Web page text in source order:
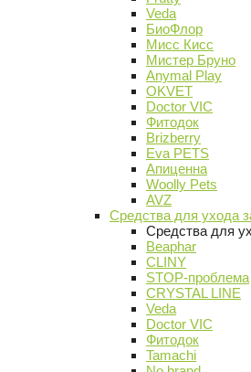
Veda
БиоФлор
Мисс Кисс
Мистер Бруно
Anymal Play
OKVET
Doctor VIC
Фитодок
Brizberry
Eva PETS
Апиценна
Woolly Pets
AVZ
Средства для ухода
Средства для
Beaphar
CLINY
STOP-проблема
CRYSTAL LINE
Veda
Doctor VIC
Фитодок
Tamachi